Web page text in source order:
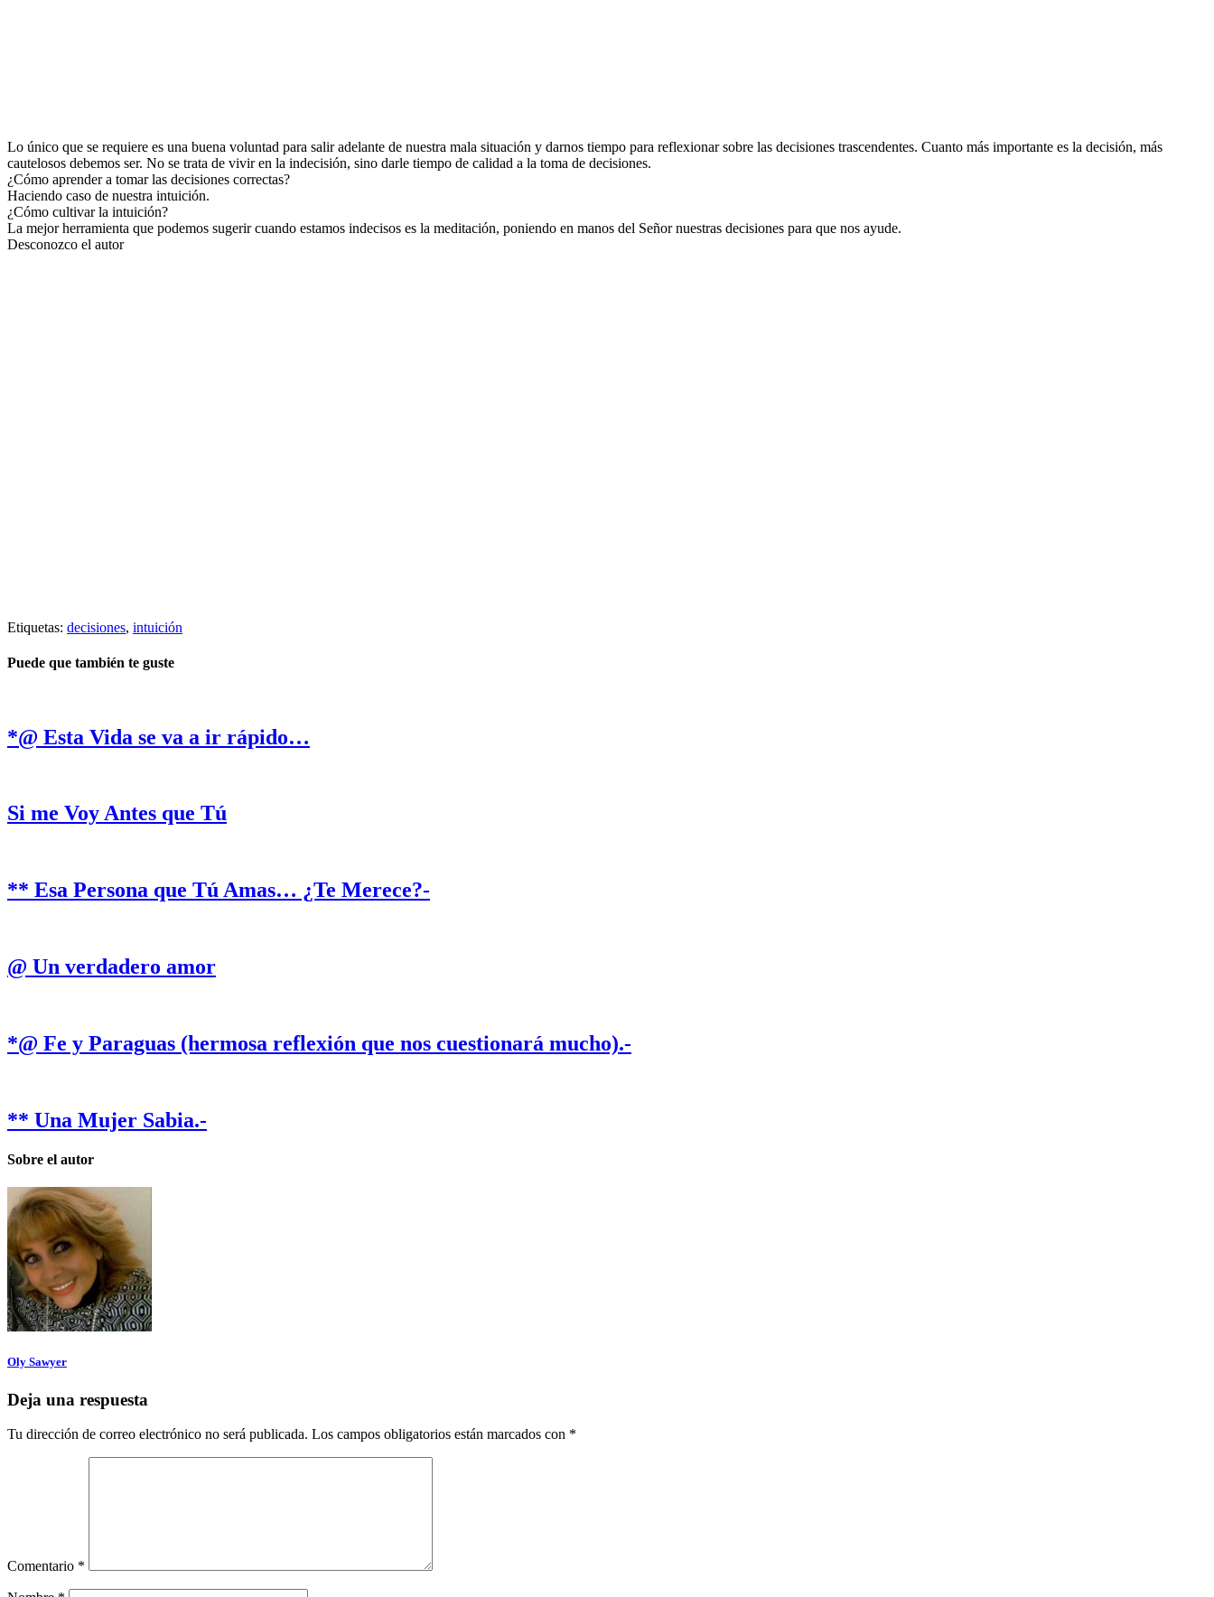
Lo único que se requiere es una buena voluntad para salir adelante de nuestra mala situación y darnos tiempo para reflexionar sobre las decisiones trascendentes. Cuanto más importante es la decisión, más
cautelosos debemos ser. No se trata de vivir en la indecisión, sino darle tiempo de calidad a la toma de decisiones.
¿Cómo aprender a tomar las decisiones correctas?
Haciendo caso de nuestra intuición.
¿Cómo cultivar la intuición?
La mejor herramienta que podemos sugerir cuando estamos indecisos es la meditación, poniendo en manos del Señor nuestras decisiones para que nos ayude.
Desconozco el autor
Etiquetas: decisiones, intuición
Puede que también te guste
*@ Esta Vida se va a ir rápido…
Si me Voy Antes que Tú
** Esa Persona que Tú Amas… ¿Te Merece?-
@ Un verdadero amor
*@ Fe y Paraguas (hermosa reflexión que nos cuestionará mucho).-
** Una Mujer Sabia.-
Sobre el autor
Oly Sawyer
Deja una respuesta
Tu dirección de correo electrónico no será publicada. Los campos obligatorios están marcados con *
Comentario *